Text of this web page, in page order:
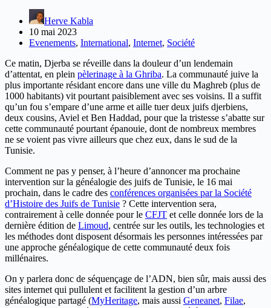
Herve Kabla
10 mai 2023
Evenements, International, Internet, Société
Ce matin, Djerba se réveille dans la douleur d’un lendemain
d’attentat, en plein pèlerinage à la Ghriba. La communauté juive la
plus importante résidant encore dans une ville du Maghreb (plus de
1000 habitants) vit pourtant paisiblement avec ses voisins. Il a suffit
qu’un fou s’empare d’une arme et aille tuer deux juifs djerbiens,
deux cousins, Aviel et Ben Haddad, pour que la tristesse s’abatte sur
cette communauté pourtant épanouie, dont de nombreux membres
ne se voient pas vivre ailleurs que chez eux, dans le sud de la
Tunisie.
Comment ne pas y penser, à l’heure d’annoncer ma prochaine
intervention sur la généalogie des juifs de Tunisie, le 16 mai
prochain, dans le cadre des conférences organisées par la Société
d’Histoire des Juifs de Tunisie ? Cette intervention sera,
contrairement à celle donnée pour le CFJT et celle donnée lors de la
dernière édition de Limoud, centrée sur les outils, les technologies et
les méthodes dont disposent désormais les personnes intéressées par
une approche généalogique de cette communauté deux fois
millénaires.
On y parlera donc de séquençage de l’ADN, bien sûr, mais aussi des
sites internet qui pullulent et facilitent la gestion d’un arbre
généalogique partagé (MyHeritage, mais aussi Geneanet, Filae,